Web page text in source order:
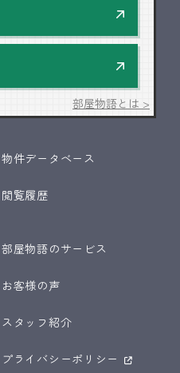
部屋物語とは >
物件データベース
閲覧履歴
部屋物語のサービス
お客様の声
スタッフ紹介
プライバシーポリシー